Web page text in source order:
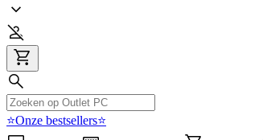
⭐Onze bestsellers⭐